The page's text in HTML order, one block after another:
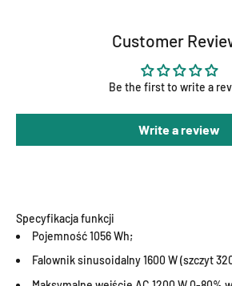
Customer
Be the first to write a
Write a review
Specyfikacja funkcji
Pojemność 1056 Wh;
Falownik sinusoidalny 1600 W (szczyt